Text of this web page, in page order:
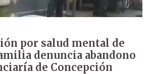
por salud mental de
denuncia abandono
de Concepción